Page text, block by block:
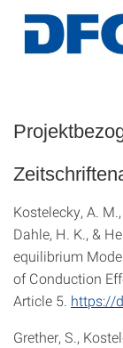
Kostelecky, A.
Dahle, H. K., &
equilibrium
of Conduction
Article 5. https://
Grether, S.,